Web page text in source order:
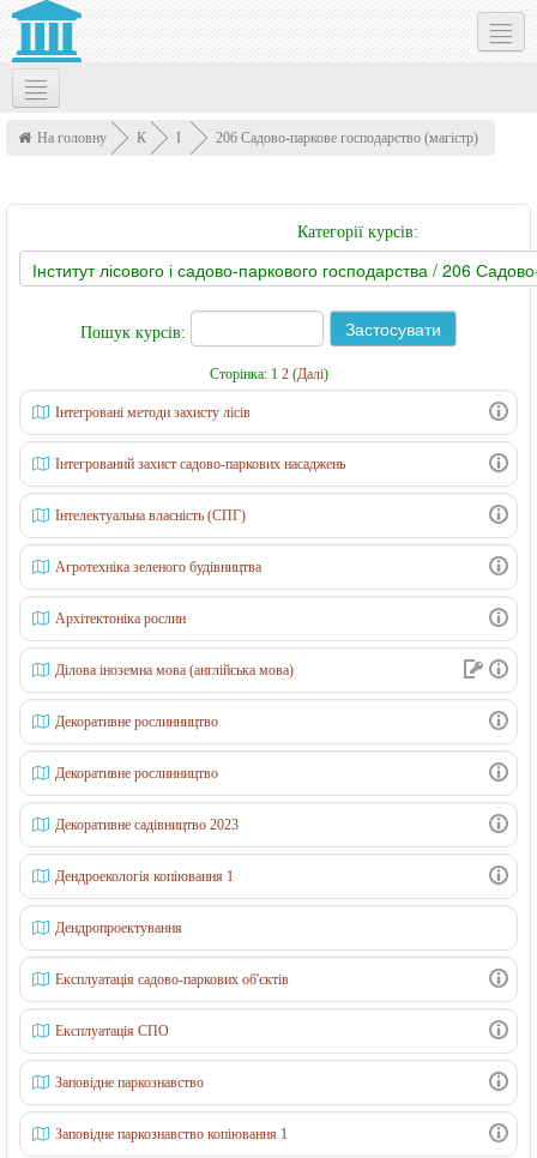
Українська ‎(uk)‎
На головну
К
р
и
І
с
и
у
л
і
с
в
о
о
і
а
д
в
о
-
а
р
о
в
206 Садово-паркове господарство (магістр)
Категорії курсів:
Пошук курсів:
Сторінка: 1 2 (Далі)
Інтегровані методи захисту лісів
Інтегрований захист садово-паркових насаджень
Інтелектуальна власність (СПГ)
Агротехніка зеленого будівництва
Архітектоніка рослин
Ділова іноземна мова (англійська мова)
Декоративне рослинництво
Декоративне рослинництво
Декоративне садівництво 2023
Дендроекологія копіювання 1
Дендропроектування
Експлуатація садово-паркових об'єктів
Експлуатація СПО
Заповідне паркознавство
Заповідне паркознавство копіювання 1